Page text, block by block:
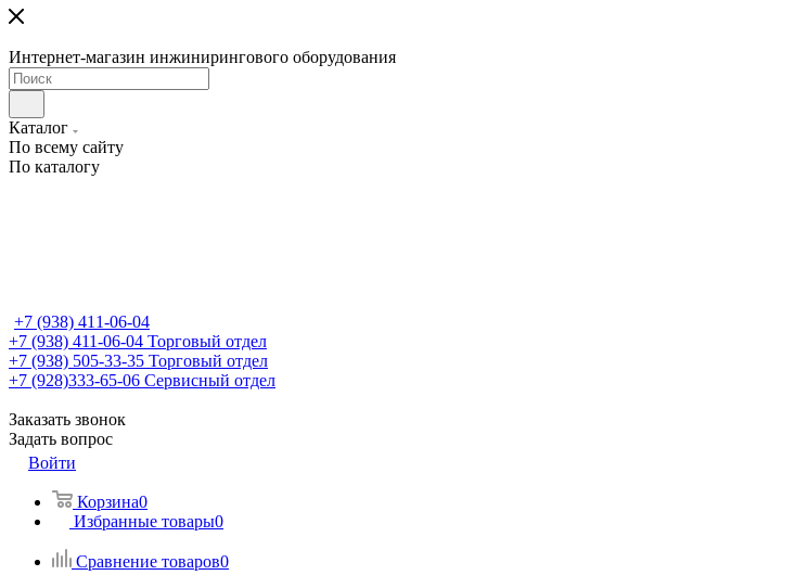
Интернет-магазин инжинирингового оборудования
Каталог
По всему сайту
По каталогу
+7 (938) 411-06-04
+7 (938) 411-06-04 Торговый отдел
+7 (938) 505-33-35 Торговый отдел
+7 (928)333-65-06 Сервисный отдел
Заказать звонок
Задать вопрос
Войти
Корзина0
Избранные товары0
Сравнение товаров0